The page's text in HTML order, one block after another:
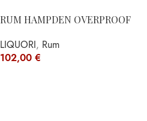
RUM HAMPDEN OVERPROOF
LIQUORI, Rum
102,00 €